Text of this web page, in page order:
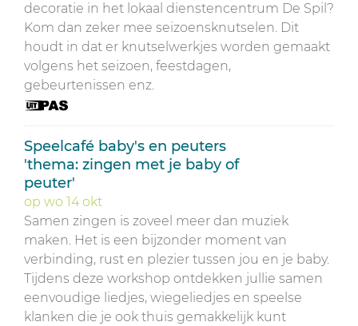
decoratie in het lokaal dienstencentrum De Spil?
Kom dan zeker mee seizoensknutselen. Dit
houdt in dat er knutselwerkjes worden gemaakt
volgens het seizoen, feestdagen,
gebeurtenissen enz.
Speelcafé baby's en peuters
'thema: zingen met je baby of
peuter'
op wo 14 okt
Samen zingen is zoveel meer dan muziek
maken. Het is een bijzonder moment van
verbinding, rust en plezier tussen jou en je baby.
Tijdens deze workshop ontdekken jullie samen
eenvoudige liedjes, wiegeliedjes en speelse
klanken die je ook thuis gemakkelijk kunt